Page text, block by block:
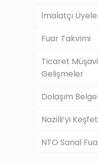
İmalatçı
Fuar Takvimi
Ticaret
Gelişmeler
Dolaşım
Nazilli’yi Keşfet
NTO Sanal